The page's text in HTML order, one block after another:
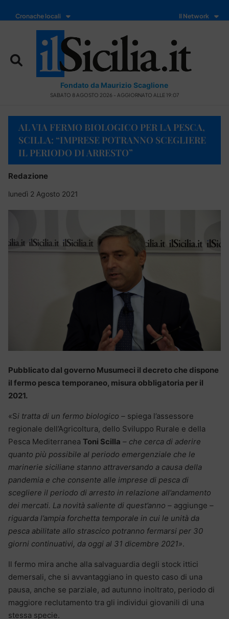
Cronache locali Il Network
Fondato da Maurizio Scaglione
SABATO 8 AGOSTO 2026 - AGGIORNATO ALLE 19:07
AL VIA FERMO BIOLOGICO PER LA PESCA,
SCILLA: “IMPRESE POTRANNO SCEGLIERE
IL PERIODO DI ARRESTO”
Redazione
lunedì 2 Agosto 2021
Pubblicato dal governo Musumeci il decreto che dispone
il fermo pesca temporaneo, misura obbligatoria per il
2021.
«Si tratta di un fermo biologico – spiega l’assessore
regionale dell’Agricoltura, dello Sviluppo Rurale e della
Pesca Mediterranea Toni Scilla – che cerca di aderire
quanto più possibile al periodo emergenziale che le
marinerie siciliane stanno attraversando a causa della
pandemia e che consente alle imprese di pesca di
scegliere il periodo di arresto in relazione all’andamento
dei mercati. La novità saliente di quest’anno – aggiunge –
riguarda l’ampia forchetta temporale in cui le unità da
pesca abilitate allo strascico potranno fermarsi per 30
giorni continuativi, da oggi al 31 dicembre 2021».
Il fermo mira anche alla salvaguardia degli stock ittici
demersali, che si avvantaggiano in questo caso di una
pausa, anche se parziale, ad autunno inoltrato, periodo di
maggiore reclutamento tra gli individui giovanili di una
stessa specie.